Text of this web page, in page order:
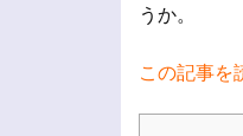
うか。
この記事を